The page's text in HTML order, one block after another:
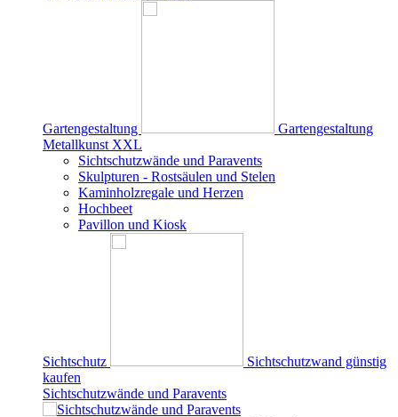
Gartengestaltung
Gartengestaltung
Metallkunst XXL
Sichtschutzwände und Paravents
Skulpturen - Rostsäulen und Stelen
Kaminholzregale und Herzen
Hochbeet
Pavillon und Kiosk
Sichtschutz
Sichtschutzwand günstig
kaufen
Sichtschutzwände und Paravents